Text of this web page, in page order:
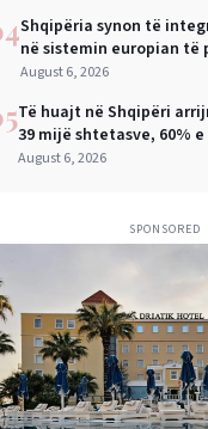
Shqipëria synon të
në sistemin europian të
nëntor, Sejko: Kursime të
August 6, 2026
Të huajt në Shqipëri
39 mijë shtetasve, 60%
punuar
August 6, 2026
SPONSORED